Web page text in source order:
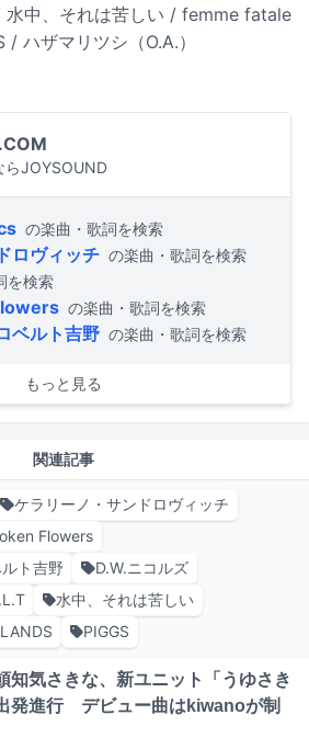
中、それは苦しい / femme fatale
ハザマリツシ（O.A.）
らJOYSOUND
の楽曲・歌詞を検索
ロヴィッチ の楽曲・歌詞を検索
を検索
の楽曲・歌詞を検索
ベルト吉野 の楽曲・歌詞を検索
もっと見る
関連記事
ケラリーノ・サンドロヴィッチ
Flowers
ト吉野
D.W.ニコルズ
水中、それは苦しい
PIGGS
知気さきな、新ユニット「うゆさき
発進行 デビュー曲はkiwanoが制